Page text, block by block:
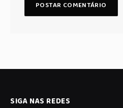
SIGA NAS REDES